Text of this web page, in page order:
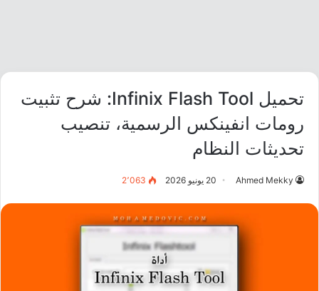
تحميل Infinix Flash Tool: شرح تثبيت
رومات انفينكس الرسمية، تنصيب
تحديثات النظام
Ahmed Mekky 20 يونيو 2026 2٬063